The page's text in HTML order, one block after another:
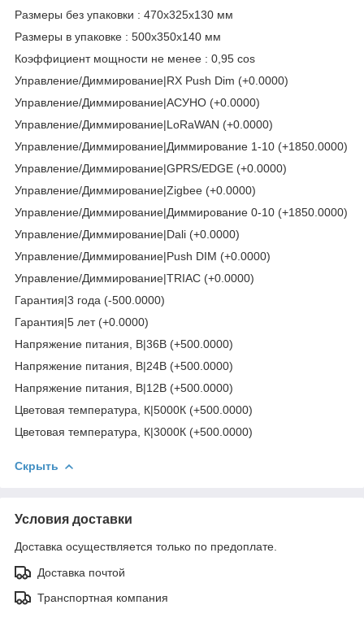
Размеры без упаковки : 470x325x130 мм
Размеры в упаковке : 500x350x140 мм
Коэффициент мощности не менее : 0,95 cos
Управление/Диммирование|RX Push Dim (+0.0000)
Управление/Диммирование|АСУНО (+0.0000)
Управление/Диммирование|LoRaWAN (+0.0000)
Управление/Диммирование|Диммирование 1-10 (+1850.0000)
Управление/Диммирование|GPRS/EDGE (+0.0000)
Управление/Диммирование|Zigbee (+0.0000)
Управление/Диммирование|Диммирование 0-10 (+1850.0000)
Управление/Диммирование|Dali (+0.0000)
Управление/Диммирование|Push DIM (+0.0000)
Управление/Диммирование|TRIAC (+0.0000)
Гарантия|3 года (-500.0000)
Гарантия|5 лет (+0.0000)
Напряжение питания, В|36В (+500.0000)
Напряжение питания, В|24В (+500.0000)
Напряжение питания, В|12В (+500.0000)
Цветовая температура, К|5000К (+500.0000)
Цветовая температура, К|3000К (+500.0000)
Скрыть
Условия доставки
Доставка осуществляется только по предоплате.
Доставка почтой
Транспортная компания